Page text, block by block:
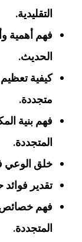
التقليدية.
فهم أهمية
الحديث.
كيفية تعظيم
متجددة.
فهم بنية
المتجددة.
خلق الوعي
تقدير
فهم خصائص
المتجددة.